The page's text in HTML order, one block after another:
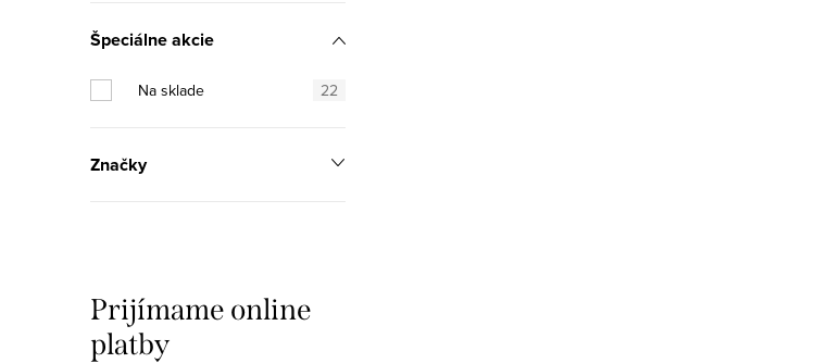
Špeciálne akcie
Na sklade 22
Značky
Prijímame online
platby